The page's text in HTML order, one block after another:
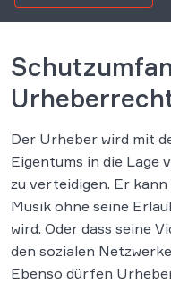
Der Urheber wird mit
Eigentums in die Lage
zu verteidigen. Er
Musik ohne seine
wird. Oder dass seine
den sozialen
Ebenso dürfen